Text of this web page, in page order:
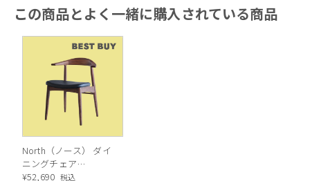
この商品とよく一緒に購入されている商品
North（ノース） ダイ
ニングチェア
AC02（ウォールナッ
¥52,690 税込